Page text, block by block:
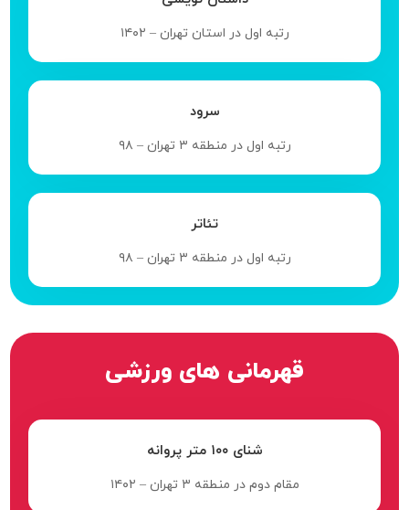
رتبه اول در استان تهران – ۱۴۰۲
سرود
رتبه اول در منطقه ۳ تهران – ۹۸
تئاتر
رتبه اول در منطقه ۳ تهران – ۹۸
قهرمانی های ورزشی
شنای ۱۰۰ متر پروانه
مقام دوم در منطقه ۳ تهران – ۱۴۰۲